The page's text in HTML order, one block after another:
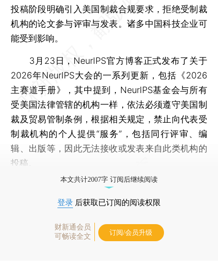
投稿阶段明确引入美国制裁合规要求，拒绝受制裁
机构的论文参与评审与发表。诸多中国科技企业可
能受到影响。
3月23日，NeurIPS官方博客正式发布了关于
2026年NeurIPS大会的一系列更新，包括《2026
主赛道手册》，其中提到，NeurIPS基金会与所有
受美国法律管辖的机构一样，依法必须遵守美国制
裁及贸易管制条例，根据相关规定，禁止向代表受
制裁机构的个人提供“服务”，包括同行评审、编
辑、出版等，因此无法接收或发表来自此类机构的
投稿。
本文共计2007字 订阅后继续阅读
登录 后获取已订阅的阅读权限
财新通会员
可畅读全文
订阅/会员升级